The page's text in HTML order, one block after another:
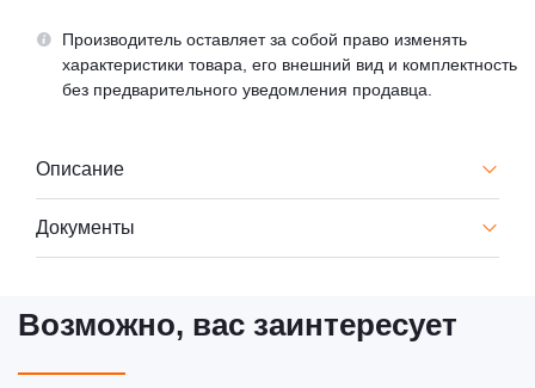
Производитель оставляет за собой право изменять
характеристики товара, его внешний вид и комплектность
без предварительного уведомления продавца.
Описание
Документы
Возможно, вас заинтересует